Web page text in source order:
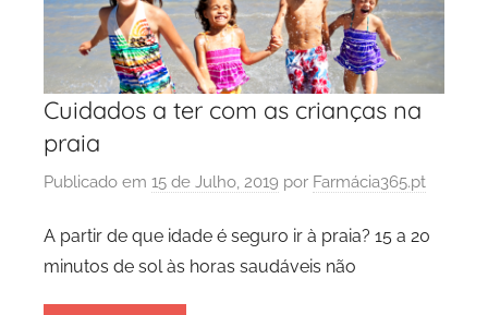
Cuidados a ter com as crianças na
praia
Publicado em 15 de Julho, 2019 por Farmácia365.pt
A partir de que idade é seguro ir à praia? 15 a 20
minutos de sol às horas saudáveis não